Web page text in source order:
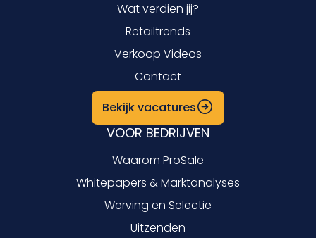
Wat verdien jij?
Retailtrends
Verkoop Videos
Contact
Bekijk vacatures
VOOR BEDRIJVEN
Waarom ProSale
Whitepapers & Marktanalyses
Werving en Selectie
Uitzenden